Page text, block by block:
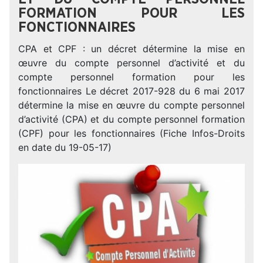
FORMATION POUR LES
FONCTIONNAIRES
CPA et CPF : un décret détermine la mise en
œuvre du compte personnel d’activité et du
compte personnel formation pour les
fonctionnaires Le décret 2017-928 du 6 mai 2017
détermine la mise en œuvre du compte personnel
d’activité (CPA) et du compte personnel formation
(CPF) pour les fonctionnaires (Fiche Infos-Droits
en date du 19-05-17)